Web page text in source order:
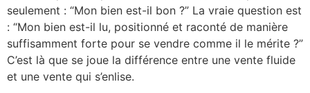
seulement : “Mon bien est-il bon ?” La vraie question est
: “Mon bien est-il lu, positionné et raconté de manière
suffisamment forte pour se vendre comme il le mérite ?”
C’est là que se joue la différence entre une vente fluide
et une vente qui s’enlise.